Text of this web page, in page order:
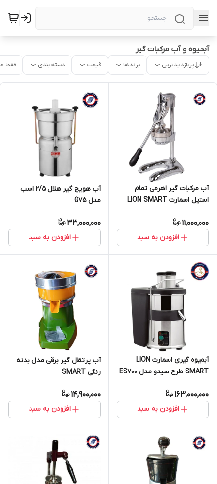
آبمیوه و آب مرکبات گیر
پربازدیدترین برندها قیمت دسته‌بندی فقط
آب مرکبات گیر اهرمی تمام
استیل اسمارت LION SMART
11,000,000
افزودن به سبد
آب هویج گیر هلال 2/5 اسب
مدل G75
33,000,000
افزودن به سبد
آبمیوه گیری اسمارت LION
SMART طرح سیدو مدل ES700
163,000,000
افزودن به سبد
آب پرتقال گیر برقی مدل بدنه
رنگی SMART
14,900,000
افزودن به سبد